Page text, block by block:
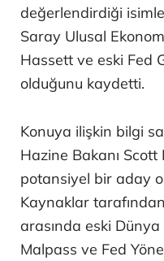
değerlendirdiği
Saray Ulusal
Hassett ve eski Fed
olduğunu kaydetti.
Konuya ilişkin bilgi
Hazine Bakanı
potansiyel bir aday
Kaynaklar
arasında eski Dünya
Malpass ve Fed